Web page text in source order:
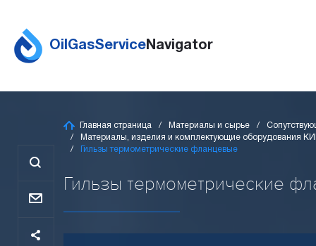
OilGasServiceNavigator
Главная страница Материалы и сырье
Материалы, изделия и комплектующие оборудования
Гильзы термометрические фланцевые
Гильзы термометрические